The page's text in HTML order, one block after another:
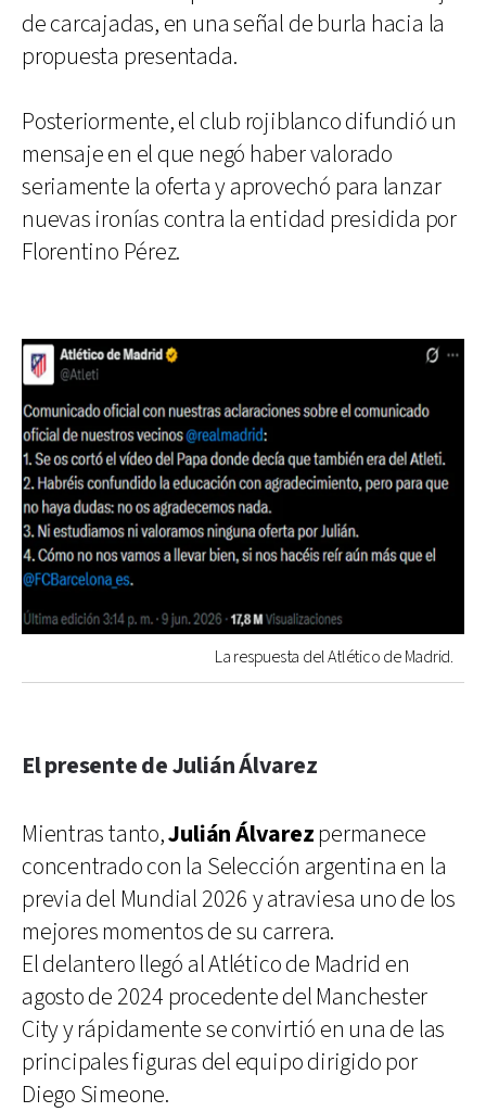
de carcajadas, en una señal de burla hacia la
propuesta presentada.
Posteriormente, el club rojiblanco difundió un
mensaje en el que negó haber valorado
seriamente la oferta y aprovechó para lanzar
nuevas ironías contra la entidad presidida por
Florentino Pérez.
La respuesta del Atlético de Madrid.
El presente de Julián Álvarez
Mientras tanto,Julián Álvarezpermanece
concentrado con la Selección argentina en la
previa del Mundial 2026 y atraviesa uno de los
mejores momentos de su carrera.
El delantero llegó al Atlético de Madrid en
agosto de 2024 procedente del Manchester
City y rápidamente se convirtió en una de las
principales figuras del equipo dirigido por
Diego Simeone.